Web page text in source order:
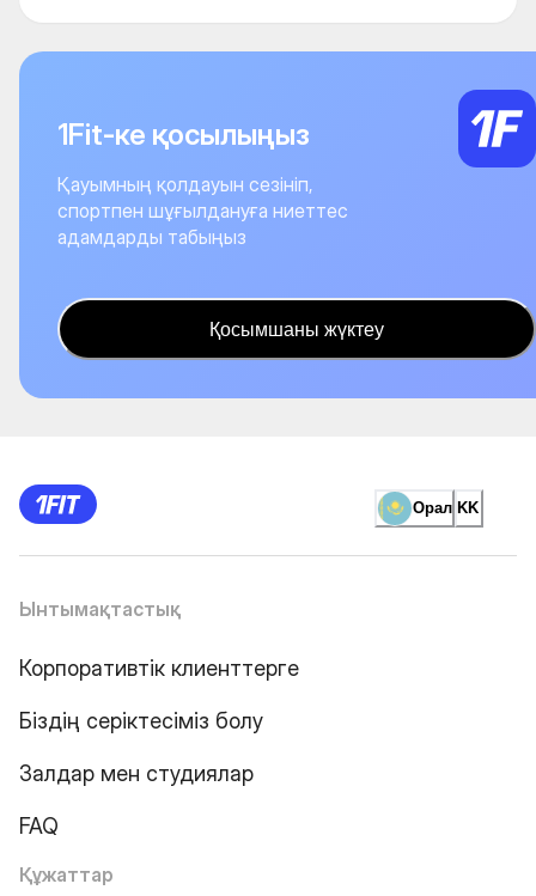
1Fit-ке қосылыңыз
Қауымның қолдауын сезініп,
спортпен шұғылдануға ниеттес
адамдарды табыңыз
Қосымшаны жүктеу
Орал KK
Ынтымақтастық
Корпоративтік клиенттерге
Біздің серіктесіміз болу
Залдар мен студиялар
FAQ
Құжаттар